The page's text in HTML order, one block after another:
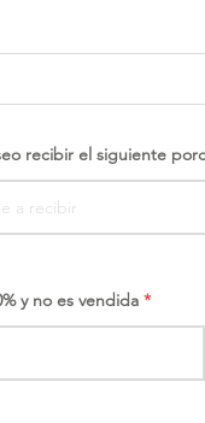
recibir el siguiente
y no es vendida